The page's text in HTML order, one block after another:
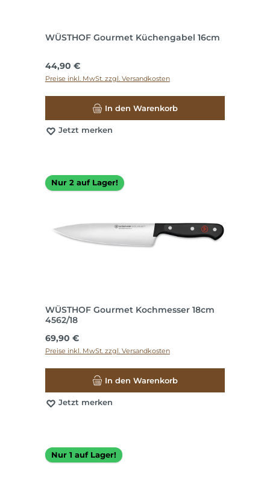
WÜSTHOF Gourmet Küchengabel 16cm
Regulärer Preis:
44,90 €
Preise inkl. MwSt. zzgl. Versandkosten
In den Warenkorb
Jetzt merken
Nur 2 auf Lager!
WÜSTHOF Gourmet Kochmesser 18cm
4562/18
Regulärer Preis:
69,90 €
Preise inkl. MwSt. zzgl. Versandkosten
In den Warenkorb
Jetzt merken
Nur 1 auf Lager!